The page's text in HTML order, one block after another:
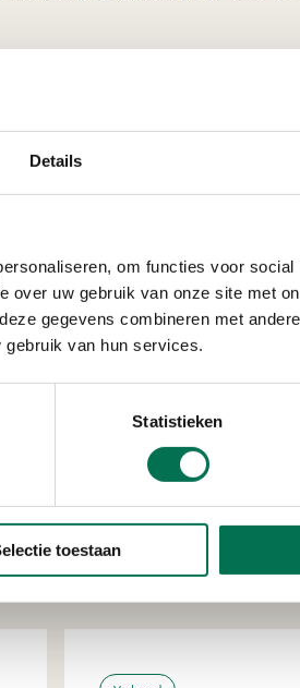
Details
om functies voor
over uw gebruik van onze site met
gegevens combineren met
van hun services.
Statistieken
toestaan
2009004841) onveranderd in
Verleend
EG Retail
Provincialeweg 7 C,